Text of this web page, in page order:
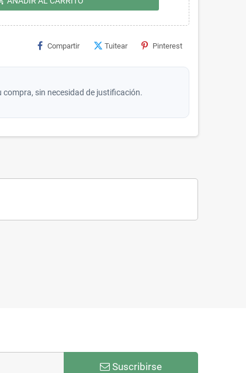
Compartir Tuitear Pinterest
sin necesidad de justificación.
Suscribirse